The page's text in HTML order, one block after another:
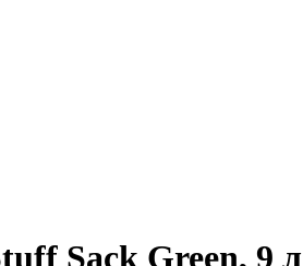
Sack Green, 9 л